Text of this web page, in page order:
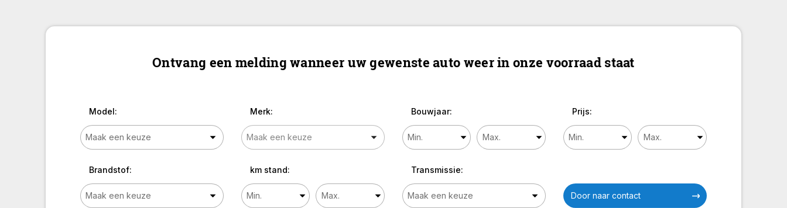
Ontvang een melding wanneer uw gewenste auto weer in onze voorraad staat
Model: Merk: Bouwjaar: Prijs:
Brandstof: km stand: Transmissie:
Door naar contact